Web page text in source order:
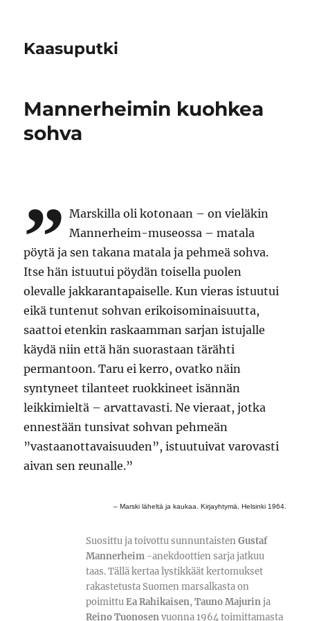
Kaasuputki
Mannerheimin kuohkea
sohva
” Marskilla oli kotonaan – on vieläkin
Mannerheim-museossa – matala
pöytä ja sen takana matala ja pehmeä sohva.
Itse hän istuutui pöydän toisella puolen
olevalle jakkarantapaiselle. Kun vieras istuutui
eikä tuntenut sohvan erikoisominaisuutta,
saattoi etenkin raskaamman sarjan istujalle
käydä niin että hän suorastaan tärähti
permantoon. Taru ei kerro, ovatko näin
syntyneet tilanteet ruokkineet isännän
leikkimieltä – arvattavasti. Ne vieraat, jotka
ennestään tunsivat sohvan pehmeän
”vastaanottavaisuuden”, istuutuivat varovasti
aivan sen reunalle.”
– Marski läheltä ja kaukaa. Kirjayhtymä, Helsinki 1964.
Suosittu ja toivottu sunnuntaistenGustaf
Mannerheim -anekdoottien sarja jatkuu
taas. Tällä kertaa lystikkäät kertomukset
rakastetusta Suomen marsalkasta on
poimittuEa Rahikaisen,Tauno Majurinja
Reino Tuonosenvuonna 1964 toimittamasta